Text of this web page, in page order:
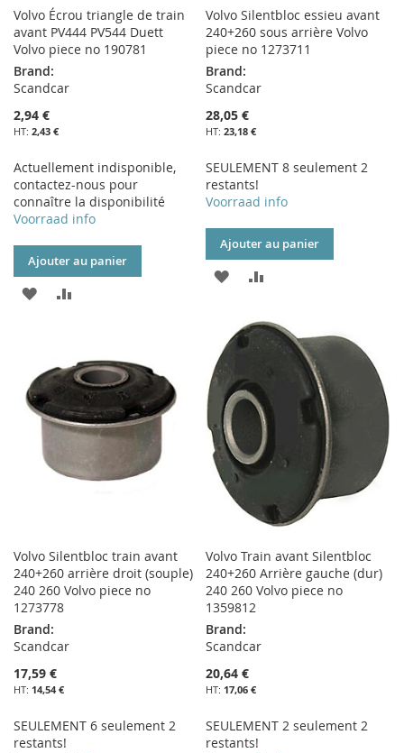
Volvo Écrou triangle de train
avant PV444 PV544 Duett
Volvo piece no 190781
Brand:
Scandcar
2,94 €
2,43 €
Actuellement indisponible,
contactez-nous pour
connaître la disponibilité
Voorraad info
Ajouter au panier
AJOUTER
LISTE
D’ENVIE
Volvo Silentbloc essieu avant
240+260 sous arrière Volvo
piece no 1273711
Brand:
Scandcar
28,05 €
23,18 €
SEULEMENT 8 seulement 2
restants!
Voorraad info
Ajouter au panier
AJOUTER
MA
D’ENVIE
COMPARATEUR
Volvo Silentbloc train avant
240+260 arrière droit (souple)
240 260 Volvo piece no
1273778
Brand:
Scandcar
17,59 €
14,54 €
SEULEMENT 6 seulement 2
restants!
Volvo Train avant Silentbloc
240+260 Arrière gauche (dur)
240 260 Volvo piece no
1359812
Brand:
Scandcar
20,64 €
17,06 €
SEULEMENT 2 seulement 2
restants!